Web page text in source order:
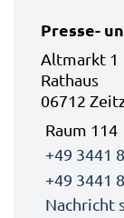
Presse-
Altmarkt 1
Rathaus
06712
Raum 114
+49 3441
+49 3441
Nachricht